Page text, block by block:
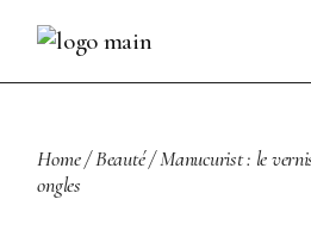
content
Home Beauté Manucurist : le
ongles